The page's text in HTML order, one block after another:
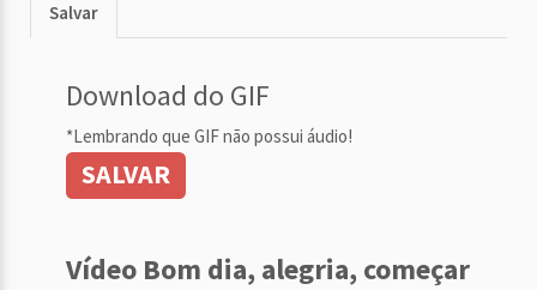
Salvar
Download do GIF
*Lembrando que GIF não possui áudio!
SALVAR
Vídeo Bom dia, alegria, começar